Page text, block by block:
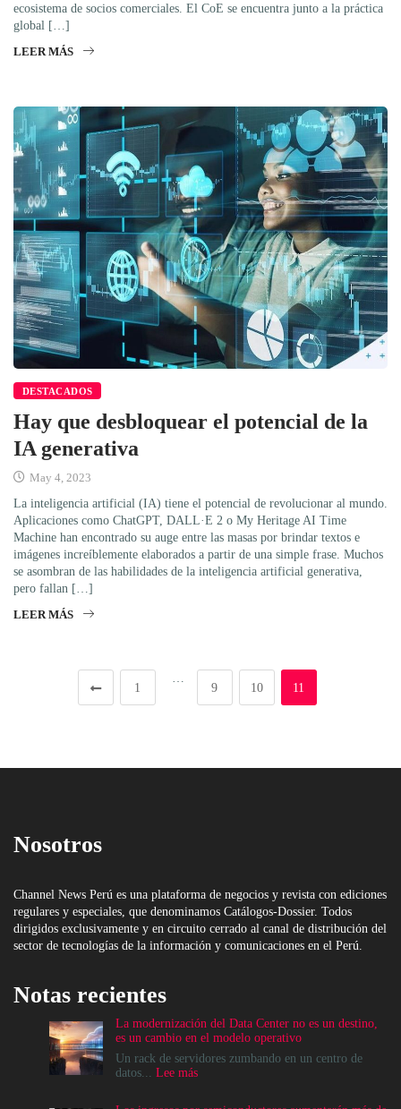
ecosistema de socios comerciales. El CoE se encuentra junto a la práctica
global […]
LEER MÁS
DESTACADOS
Hay que desbloquear el potencial de la
IA generativa
May 4, 2023
La inteligencia artificial (IA) tiene el potencial de revolucionar al mundo.
Aplicaciones como ChatGPT, DALL·E 2 o My Heritage AI Time
Machine han encontrado su auge entre las masas por brindar textos e
imágenes increíblemente elaborados a partir de una simple frase. Muchos
se asombran de las habilidades de la inteligencia artificial generativa,
pero fallan […]
LEER MÁS
1
…
9 10 11
Nosotros
Channel News Perú es una plataforma de negocios y revista con ediciones
regulares y especiales, que denominamos Catálogos-Dossier. Todos
dirigidos exclusivamente y en circuito cerrado al canal de distribución del
sector de tecnologías de la información y comunicaciones en el Perú.
Notas recientes
La modernización del Data Center no es un destino,
es un cambio en el modelo operativo
Un rack de servidores zumbando en un centro de
datos... Lee más: